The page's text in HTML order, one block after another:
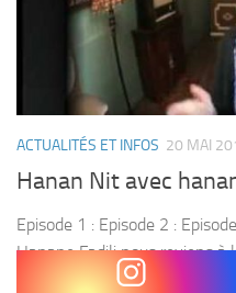
ACTUALITÉS ET INFOS 20 MAI
Hanan Nit avec
Episode 1 : Episode 2 :
Hanane Fadili nous reviens à
les parodies. Cette fois, par